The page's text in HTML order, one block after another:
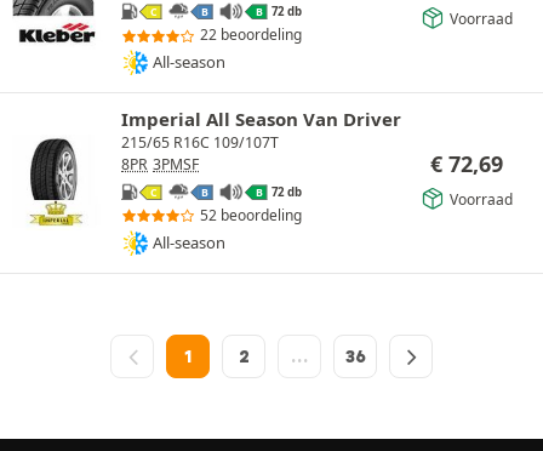
C B B 72 db
22 beoordeling
All-season
Voorraad
Imperial All Season Van Driver
215/65 R16C 109/107T
8PR 3PMSF
C B B 72 db
52 beoordeling
All-season
€ 72,69
Voorraad
1 2 … 36